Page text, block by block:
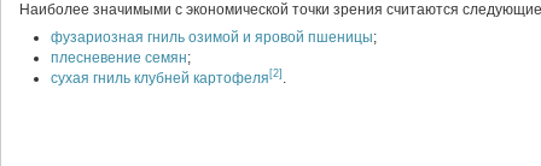
Наиболее значимыми с экономической точки зрения считаются
фузариозная гниль озимой и яровой пшеницы;
плесневение семян;
сухая гниль клубней картофеля [2] .